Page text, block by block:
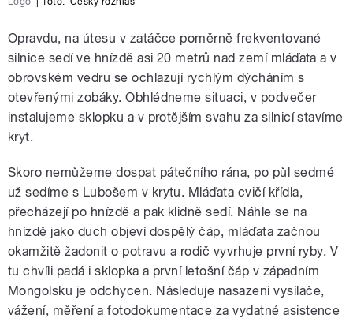
Opravdu, na útesu v zatáčce poměrně frekventované
silnice sedí ve hnízdě asi 20 metrů nad zemí mláďata a v
obrovském vedru se ochlazují rychlým dýcháním s
otevřenými zobáky. Obhlédneme situaci, v podvečer
instalujeme sklopku a v protějším svahu za silnicí stavíme
kryt.
Skoro nemůžeme dospat pátečního rána, po půl sedmé
už sedíme s Lubošem v krytu. Mláďata cvičí křídla,
přecházejí po hnízdě a pak klidně sedí. Náhle se na
hnízdě jako duch objeví dospělý čáp, mláďata začnou
okamžitě žadonit o potravu a rodič vyvrhuje první ryby. V
tu chvíli padá i sklopka a první letošní čáp v západním
Mongolsku je odchycen. Následuje nasazení vysílače,
vážení, měření a fotodokumentace za vydatné asistence